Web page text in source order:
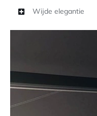
Wijde elegantie